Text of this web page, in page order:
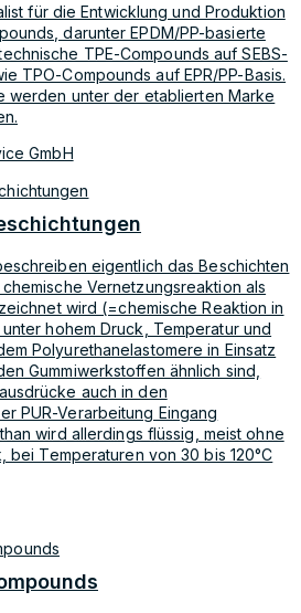
für die Entwicklung und Produktion
darunter EPDM/PP-basierte
TPE-Compounds auf SEBS-
TPO-Compounds auf EPR/PP-Basis.
werden unter der etablierten Marke
GmbH
eigentlich das Beschichten
chemische Vernetzungsreaktion als
wird (=chemische Reaktion in
hohem Druck, Temperatur und
Polyurethanelastomere in Einsatz
Gummiwerkstoffen ähnlich sind,
auch in den
PUR-Verarbeitung Eingang
wird allerdings flüssig, meist ohne
bei Temperaturen von 30 bis 120°C